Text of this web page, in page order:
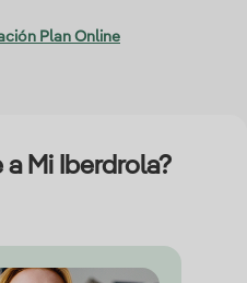
Plan Online
Mi Iberdrola?